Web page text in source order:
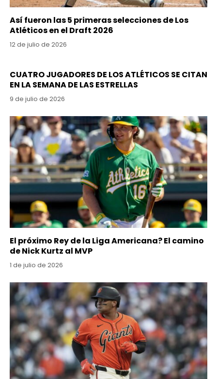
Así fueron las 5 primeras selecciones de Los
Atléticos en el Draft 2026
12 de julio de 2026
CUATRO JUGADORES DE LOS ATLÉTICOS SE CITAN
EN LA SEMANA DE LAS ESTRELLAS
9 de julio de 2026
El próximo Rey de la Liga Americana? El camino
de Nick Kurtz al MVP
1 de julio de 2026